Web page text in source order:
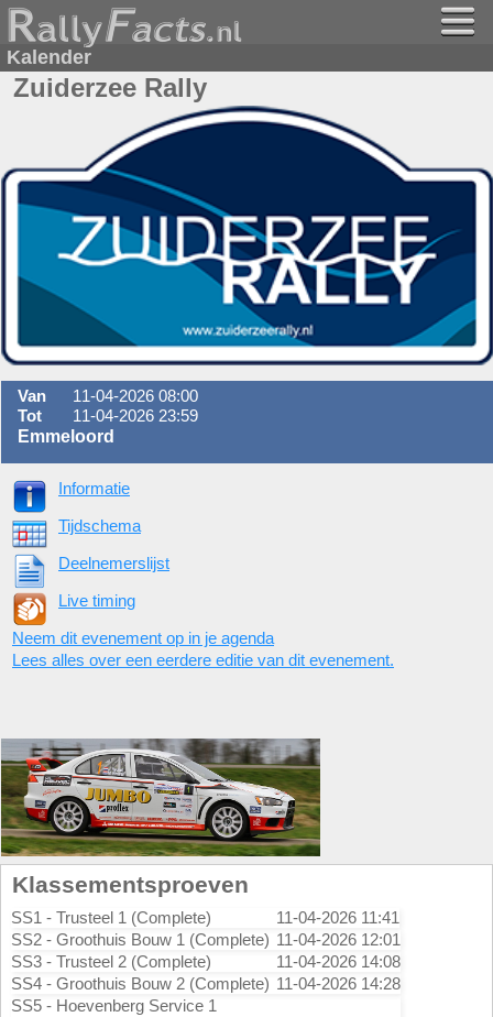
Kalender
Zuiderzee Rally
Van
11-04-2026 08:00
Tot
11-04-2026 23:59
Emmeloord
Informatie
Tijdschema
Deelnemerslijst
Live timing
Neem dit evenement op in je agenda
Lees alles over een eerdere editie van dit evenement.
Klassementsproeven
SS1 - Trusteel 1 (Complete)
11-04-2026 11:41
SS2 - Groothuis Bouw 1 (Complete) 11-04-2026 12:01
SS3 - Trusteel 2 (Complete)
11-04-2026 14:08
SS4 - Groothuis Bouw 2 (Complete) 11-04-2026 14:28
SS5 - Hoevenberg Service 1